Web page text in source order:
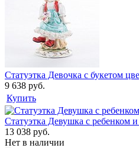
Статуэтка Девочка с букетом
9 638 руб.
Купить
Статуэтка Девушка с ребенком
13 038 руб.
Нет в наличии